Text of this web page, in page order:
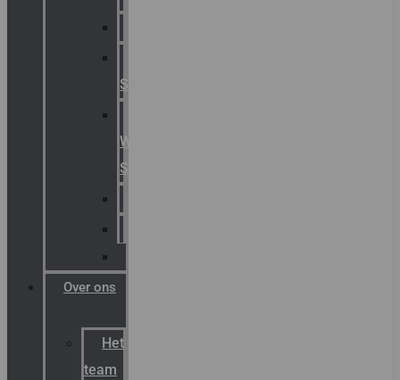
Signaling
Warning
Signals
Over ons
Het
team